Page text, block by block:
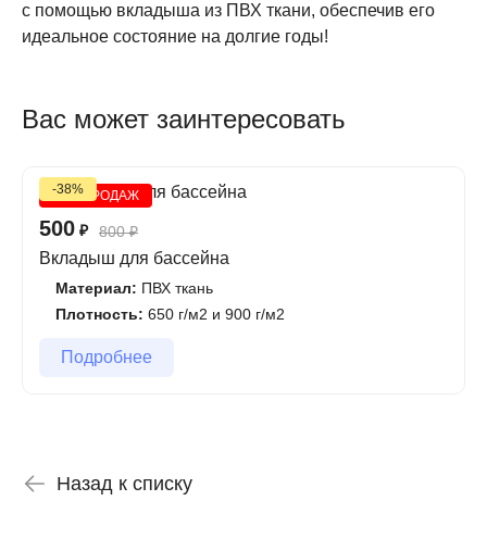
с помощью вкладыша из ПВХ ткани, обеспечив его
идеальное состояние на долгие годы!
Вас может заинтересовать
ХИТ ПРОДАЖ
-38%
500 ₽ 800₽
Вкладыш для бассейна
Материал: ПВХ ткань
Плотность: 650 г/м2 и 900 г/м2
Подробнее
Назад к списку